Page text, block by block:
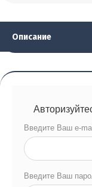
Описание
Введите Ваш e-
Введите Ваш